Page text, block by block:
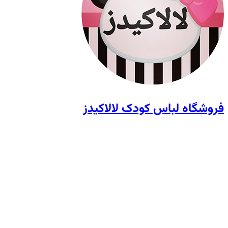
فروشگاه لباس کودک لالاکیدز